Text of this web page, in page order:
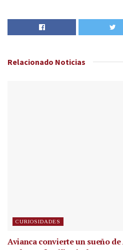
Relacionado Noticias
CURIOSIDADES
Avianca convierte un sueño